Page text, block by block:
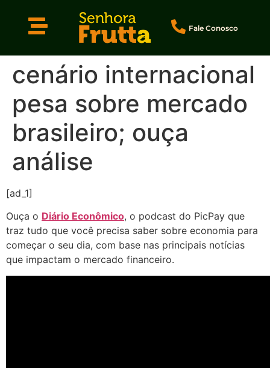
Fale Conosco
cenário internacional
pesa sobre mercado
brasileiro; ouça
análise
[ad_1]
Ouça o Diário Econômico, o podcast do PicPay que
traz tudo que você precisa saber sobre economia para
começar o seu dia, com base nas principais notícias
que impactam o mercado financeiro.